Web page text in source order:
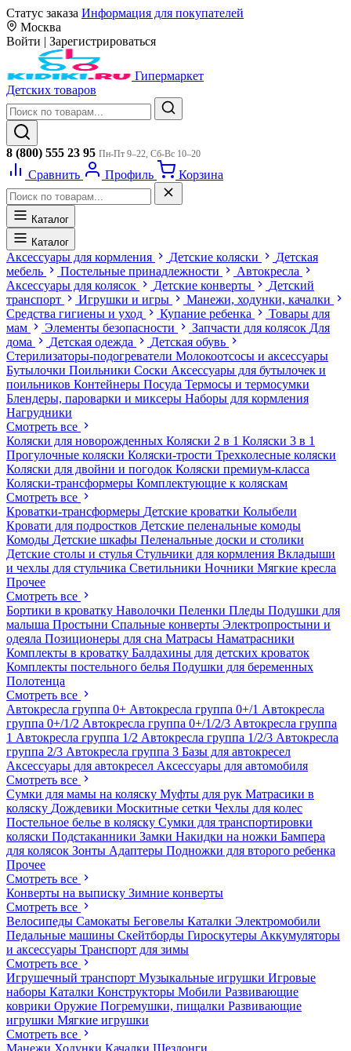
Статус заказа Информация для покупателей
Москва
Войти | Зарегистрироваться
Гипермаркет
Детских товаров
8 (800) 555 23 95 Пн-Пт 9–22, Сб-Вс 10–20
Сравнить Профиль Корзина
Каталог
Каталог
Аксессуары для кормления Детские коляски
Детская
мебель
Постельные принадлежности
Автокресла
Аксессуары для колясок
Детские конверты
Детский
транспорт
Игрушки и игры
Манежи, ходунки, качалки
Средства гигиены и уход
Купание ребенка
Товары для
мам
Элементы безопасности Запчасти для колясок Для
дома
Детская одежда
Детская обувь
Стерилизаторы-подогреватели Молокоотсосы и аксессуары
Бутылочки Поильники Соски Аксессуары для бутылочек и
поильников Контейнеры Посуда Термосы и термосумки
Блендеры, пароварки и миксеры Наборы для кормления
Нагрудники
Смотреть все
Коляски для новорожденных Коляски 2 в 1 Коляски 3 в 1
Прогулочные коляски Коляски-трости Трехколесные коляски
Коляски для двойни и погодок Коляски премиум-класса
Коляски-трансформеры Комплектующие к коляскам
Смотреть все
Кроватки-трансформеры Детские кроватки Колыбели
Кровати для подростков Детские пеленальные комоды
Комоды Детские шкафы Пеленальные доски и столики
Детские столы и стулья Стульчики для кормления Вкладыши
и чехлы для стульчика Светильники Ночники Мягкие кресла
Прочее
Смотреть все
Бортики в кроватку Наволочки Пеленки Пледы Подушки для
малыша Простыни Спальные конверты Электропростыни и
одеяла Позиционеры для сна Матрасы Наматрасники
Комплекты в кроватку Балдахины для детских кроваток
Комплекты постельного белья Подушки для беременных
Полотенца
Смотреть все
Автокресла группа 0+ Автокресла группа 0+/1 Автокресла
группа 0+/1/2 Автокресла группа 0+/1/2/3 Автокресла группа
1 Автокресла группа 1/2 Автокресла группа 1/2/3 Автокресла
группа 2/3 Автокресла группа 3 Базы для автокресел
Аксессуары для автокресел Аксессуары для автомобиля
Смотреть все
Сумки для мамы на коляску Муфты для рук Матрасики в
коляску Дождевики Москитные сетки Чехлы для колес
Постельное белье в коляску Сумки для транспортировки
коляски Подстаканники Замки Накидки на ножки Бампера
для колясок Зонты Адаптеры Подножки для второго ребенка
Прочее
Смотреть все
Конверты на выписку Зимние конверты
Смотреть все
Велосипеды Самокаты Беговелы Каталки Электромобили
Педальные машины Скейтборды Гироскутеры Аккумуляторы
и аксессуары Транспорт для зимы
Смотреть все
Игрушечный транспорт Музыкальные игрушки Игровые
наборы Каталки Конструкторы Мобили Развивающие
коврики Оружие Погремушки, пищалки Развивающие
игрушки Мягкие игрушки
Смотреть все
Манежи Ходунки Качалки Шезлонги